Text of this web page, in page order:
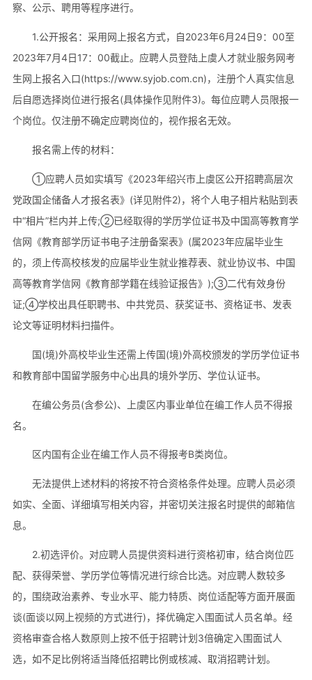
察、公示、聘用等程序进行。
1.公开报名：采用网上报名方式，自2023年6月24日9：00至
2023年7月4日17：00截止。应聘人员登陆上虞人才就业服务网考
生网上报名入口(https://www.syjob.com.cn)，注册个人真实信息
后自愿选择岗位进行报名(具体操作见附件3)。每位应聘人员限报一
个岗位。仅注册不确定应聘岗位的，视作报名无效。
报名需上传的材料：
①应聘人员如实填写《2023年绍兴市上虞区公开招聘高层次
党政国企储备人才报名表》(详见附件2)，将个人电子相片粘贴到表
中“相片”栏内并上传;②已经取得的学历学位证书及中国高等教育学
信网《教育部学历证书电子注册备案表》(属2023年应届毕业生
的，须上传高校核发的应届毕业生就业推荐表、就业协议书、中国
高等教育学信网《教育部学籍在线验证报告》);③二代有效身份
证;④学校出具任职聘书、中共党员、获奖证书、资格证书、发表
论文等证明材料扫描件。
国(境)外高校毕业生还需上传国(境)外高校颁发的学历学位证书
和教育部中国留学服务中心出具的境外学历、学位认证书。
在编公务员(含参公)、上虞区内事业单位在编工作人员不得报
名。
区内国有企业在编工作人员不得报考B类岗位。
无法提供上述材料的将按不符合资格条件处理。应聘人员必须
如实、全面、详细填写相关内容，并密切关注报名时提供的邮箱信
息。
2.初选评价。对应聘人员提供资料进行资格初审，结合岗位匹
配、获得荣誉、学历学位等情况进行综合比选。对应聘人数较多
的，围绕政治素养、专业水平、能力特质、岗位适配等方面开展面
谈(面谈以网上视频的方式进行)，择优确定入围面试人员名单。经
资格审查合格人数原则上按不低于招聘计划3倍确定入围面试人
选，如不足比例将适当降低招聘比例或核减、取消招聘计划。